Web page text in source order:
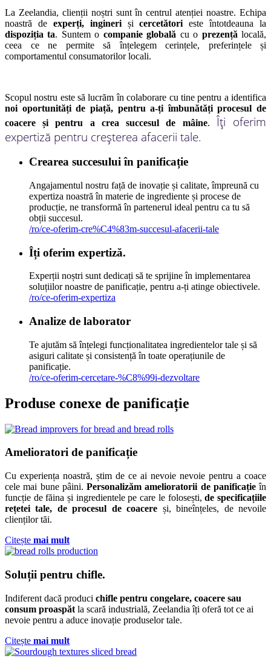
La Zeelandia, clienții noștri sunt în centrul atenției noastre. Echipa
noastră de experți, inginerișicercetători este întotdeauna la
dispoziția ta. Suntem o companie globală cu o prezență locală,
ceea ce ne permite să înțelegem cerințele, preferințele și
comportamentul consumatorilor locali.
Scopul nostru este să lucrăm în colaborare cu tine pentru a identifica
noi oportunități de piață, pentru a-ți îmbunătăți procesul de
coacere și pentru a crea succesul de mâine. Îți oferim
expertiză pentru creșterea afacerii tale.
Crearea succesului în panificație
Angajamentul nostru față de inovație și calitate, împreună cu
expertiza noastră în materie de ingrediente și procese de
producție, ne transformă în partenerul ideal pentru ca tu să
obții succesul.
/ro/ce-oferim-cre%C4%83m-succesul-afacerii-tale
Îți oferim expertiză.
Experții noștri sunt dedicați să te sprijine în implementarea
soluțiilor noastre de panificație, pentru a-ți atinge obiectivele.
/ro/ce-oferim-expertiza
Analize de laborator
Te ajutăm să înțelegi funcționalitatea ingredientelor tale și să
asiguri calitate și consistență în toate operațiunile de
panificație.
/ro/ce-oferim-cercetare-%C8%99i-dezvoltare
Produse conexe de panificație
Amelioratori de panificație
Cu experiența noastră, știm de ce ai nevoie nevoie pentru a coace
cele mai bune pâini. Personalizăm amelioratorii de panificațieîn
funcție de făina și ingredientele pe care le folosești, de specificațiile
rețetei tale, de procesul de coacere și, bineînțeles, de nevoile
clienților tăi.
Citește mai mult
Soluții pentru chifle.
Indiferent dacă produci chifle pentru congelare, coacere sau
consum proaspăt la scară industrială, Zeelandia îți oferă tot ce ai
nevoie pentru a aduce inovație produselor tale.
Citește mai mult